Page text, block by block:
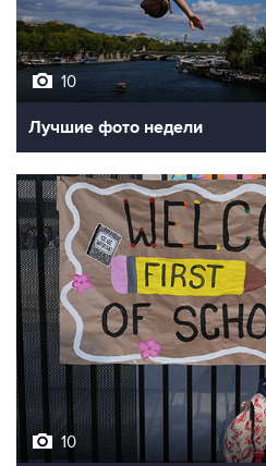
10
Лучшие фото недели
10